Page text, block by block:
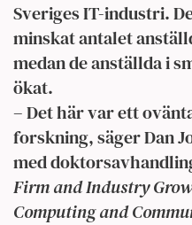
Sveriges IT-industri.
minskat antalet
medan de anställda i
ökat.
– Det här var ett
forskning, säger Dan
med
Firm and Industry
Computing and